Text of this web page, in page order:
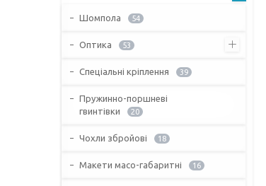
Шомпола 54
Оптика 53
Спеціальні кріплення 39
Пружинно-поршневі
гвинтівки
20
Чохли збройові 18
Макети масо-габаритні 16